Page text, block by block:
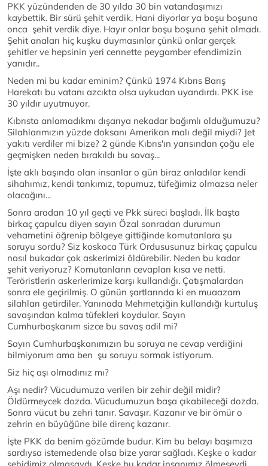
PKK yüzündenden de 30 yılda 30 bin vatandaşımızı
kaybettik. Bir sürü şehit verdik. Hani diyorlar ya boşu boşuna
onca şehit verdik diye. Hayır onlar boşu boşuna şehit olmadı.
Şehit anaları hiç kuşku duymasınlar çünkü onlar gerçek
şehitler ve hepsinin yeri cennette peygamber efendimizin
yanıdır..
Neden mi bu kadar eminim? Çünkü 1974 Kıbrıs Barış
Harekatı bu vatanı azcıkta olsa uykudan uyandırdı. PKK ise
30 yıldır uyutmuyor.
Kıbrısta anlamadıkmı dışarıya nekadar bağımlı olduğumuzu?
Silahlarımızın yüzde doksanı Amerikan malı değil miydi? Jet
yakıtı verdiler mi bize? 2 günde Kıbrıs'ın yarısından çoğu ele
geçmişken neden bırakıldı bu savaş...
İşte aklı başında olan insanlar o gün biraz anladılar kendi
sihahımız, kendi tankımız, topumuz, tüfeğimiz olmazsa neler
olacağını...
Sonra aradan 10 yıl geçti ve Pkk süreci başladı. İlk başta
birkaç çapulcu diyen sayın Özal sonradan durumun
vehametini öğrenip bölgeye gittiğinde komutanlara şu
soruyu sordu? Siz koskoca Türk Ordususunuz birkaç çapulcu
nasıl bukadar çok askerimizi öldürebilir. Neden bu kadar
şehit veriyoruz? Komutanların cevapları kısa ve netti.
Teröristlerin askerlerimize karşı kullandığı. Çatışmalardan
sonra ele geçirilmiş. O günün şartlarında ki en muaazam
silahları getirdiler. Yanınada Mehmetçiğin kullandığı kurtuluş
savaşından kalma tüfekleri koydular. Sayın
Cumhurbaşkanım sizce bu savaş adil mi?
Sayın Cumhurbaşkanımızın bu soruya ne cevap verdiğini
bilmiyorum ama ben şu soruyu sormak istiyorum.
Siz hiç aşı olmadınız mı?
Aşı nedir? Vücudumuza verilen bir zehir değil midir?
Öldürmeycek dozda. Vücudumuzun başa çıkabileceği dozda.
Sonra vücut bu zehri tanır. Savaşır. Kazanır ve bir ömür o
zehrin en büyüğüne bile direnç kazanır.
İşte PKK da benim gözümde budur. Kim bu belayı başımıza
sardıysa istemedende olsa bize yarar sağladı. Keşke o kadar